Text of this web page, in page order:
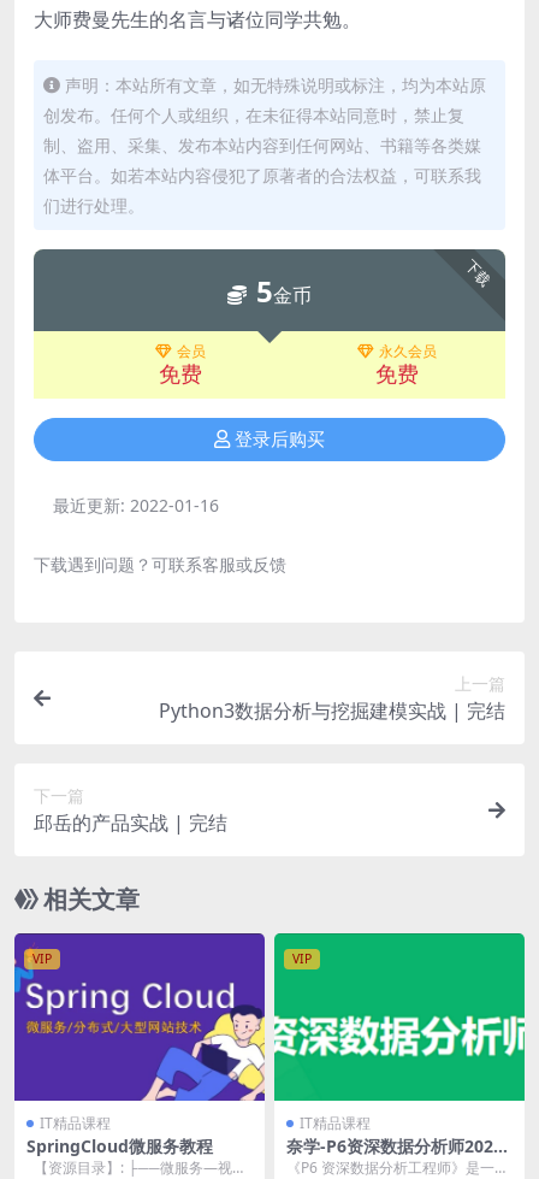
大师费曼先生的名言与诸位同学共勉。
声明：本站所有文章，如无特殊说明或标注，均为本站原
创发布。任何个人或组织，在未征得本站同意时，禁止复
制、盗用、采集、发布本站内容到任何网站、书籍等各类媒
体平台。如若本站内容侵犯了原著者的合法权益，可联系我
们进行处理。
下载
5金币
会员
免费
永久会员
免费
登录后购买
最近更新: 2022-01-16
下载遇到问题？可联系客服或反馈
上一篇
Python3数据分析与挖掘建模实战 | 完结
下一篇
邱岳的产品实战 | 完结
相关文章
VIP
IT精品课程
SpringCloud微服务教程
【资源目录】: ├──微服务—视频
VIP
IT精品课程
奈学-P6资深数据分析师2022
| 完结
《P6 资深数据分析工程师》是一门